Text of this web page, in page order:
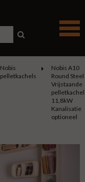
Nobis
pelletkachels
Nobis A10
Round Steel
Vrijstaande
pelletkachel
11,8kW
Kanalisatie
optioneel